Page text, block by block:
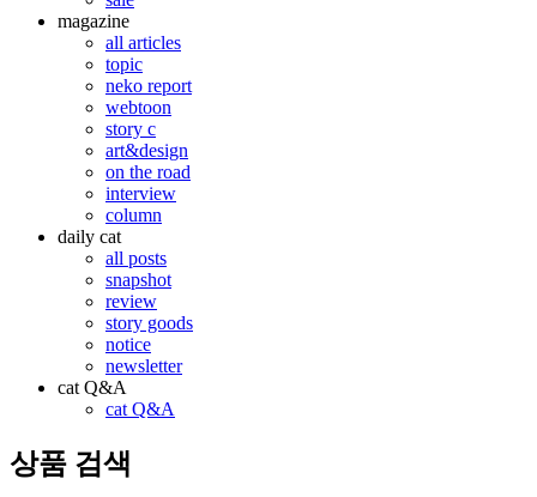
magazine
all articles
topic
neko report
webtoon
story c
art&design
on the road
interview
column
daily cat
all posts
snapshot
review
story goods
notice
newsletter
cat Q&A
cat Q&A
상품 검색